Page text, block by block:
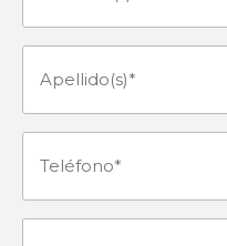
Apellido(s)
Teléfono (Obligatorio)